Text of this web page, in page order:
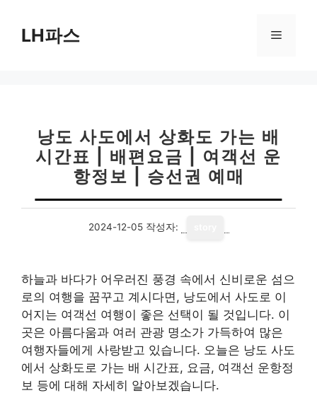
LH파스 메
낭도 사도에서 상화도 가는 배
시간표 | 배편요금 | 여객선 운
항정보 | 승선권 예매
2024-12-05 작성자:
하늘과 바다가 어우러진 풍경 속에서 신비로운 섬으
로의 여행을 꿈꾸고 계시다면, 낭도에서 사도로 이
어지는 여객선 여행이 좋은 선택이 될 것입니다. 이
곳은 아름다움과 여러 관광 명소가 가득하여 많은
여행자들에게 사랑받고 있습니다. 오늘은 낭도 사도
에서 상화도로 가는 배 시간표, 요금, 여객선 운항정
보 등에 대해 자세히 알아보겠습니다.